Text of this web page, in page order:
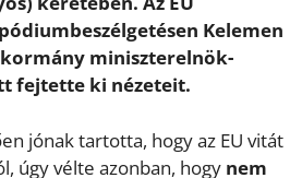
Kelemen
miniszterelnök-
fejtette ki nézeteit.
jónak tartotta, hogy az EU vitát
úgy vélte azonban, hogy nem